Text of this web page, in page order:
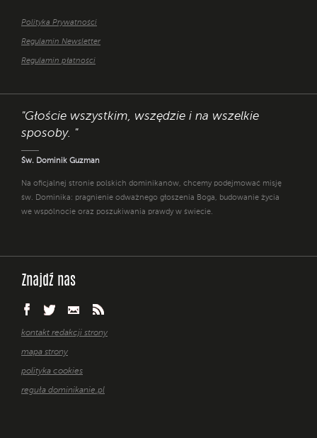
Polityka Prywatności
Regulamin Newsletter
Regulamin płatności
"Głoście wszystkim, wszędzie i na wszelkie
sposoby. "
Św. Dominik Guzman
Na oficjalnej stronie polskich dominikanów, chcemy podejmować misję
św. Dominika: pragnienie odważnego głoszenia Boga, budowanie życia
we wspólnocie oraz poszukiwania prawdy w świecie.
Znajdź nas
kontakt redakcji strony
mapa strony
polityka cookies
reguła dominikanie.pl